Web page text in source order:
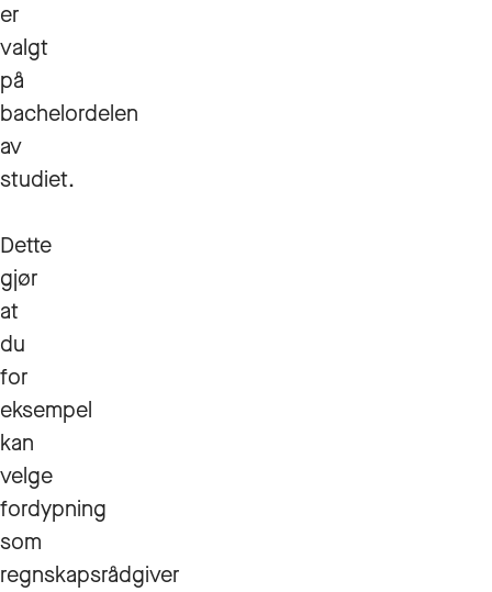
er
valgt
på
bachelordelen
av
studiet.
Dette
gjør
at
du
for
eksempel
kan
velge
fordypning
som
regnskapsrådgiver